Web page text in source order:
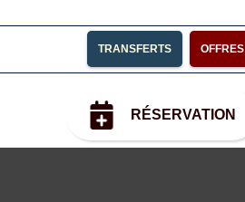
TRANSFERTS OFFRES
RÉSERVATION